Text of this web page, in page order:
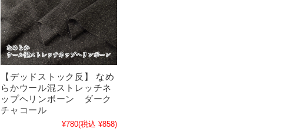
【デッドストック反】 なめ
らかウール混ストレッチネ
ップヘリンボーン ダーク
チャコール
¥780(税込 ¥858)